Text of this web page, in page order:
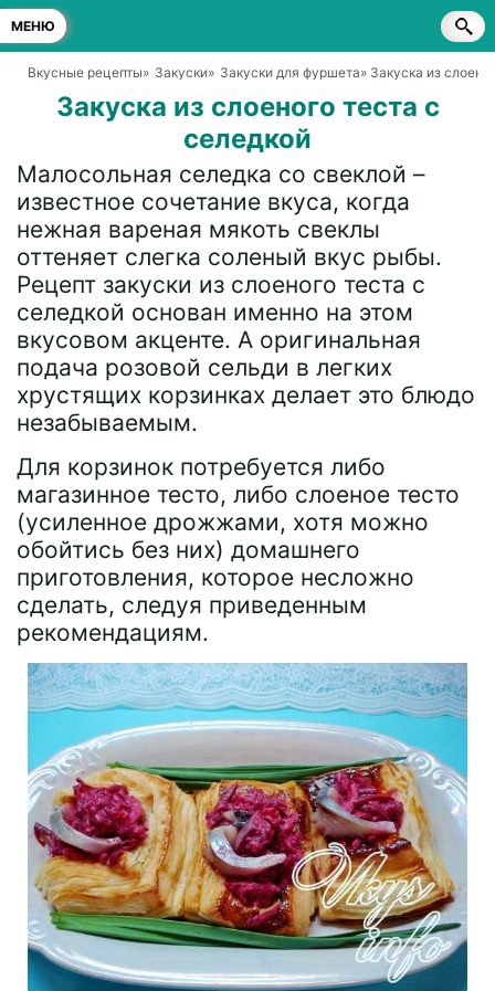
МЕНЮ
Вкусные рецепты» Закуски» Закуски для фуршета» Закуска из
Закуска из слоеного теста с
селедкой
Малосольная селедка со свеклой –
известное сочетание вкуса, когда
нежная вареная мякоть свеклы
оттеняет слегка соленый вкус рыбы.
Рецепт закуски из слоеного теста с
селедкой основан именно на этом
вкусовом акценте. А оригинальная
подача розовой сельди в легких
хрустящих корзинках делает это блюдо
незабываемым.
Для корзинок потребуется либо
магазинное тесто, либо слоеное тесто
(усиленное дрожжами, хотя можно
обойтись без них) домашнего
приготовления, которое несложно
сделать, следуя приведенным
рекомендациям.